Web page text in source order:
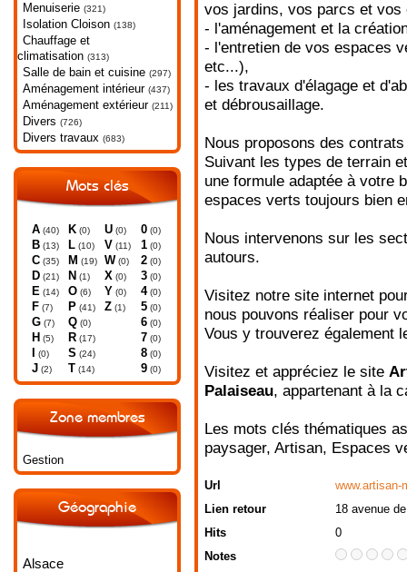
Menuiserie (321)
Isolation Cloison (138)
Chauffage et
climatisation (313)
Salle de bain et cuisine (297)
Aménagement intérieur (437)
Aménagement extérieur (211)
Divers (726)
Divers travaux (683)
Mots clés
A (40)
B (13)
C (35)
D (21)
E (14)
F (7)
G (7)
H (5)
(0)
J (2)
K (0)
L (10)
M (19)
N (1)
O (6)
P (41)
Q (0)
R (17)
S (24)
T (14)
U (0)
V (11)
W (0)
X (0)
Y (0)
Z (1)
0 (0)
1 (0)
2 (0)
3 (0)
4(0)
5 (0)
6 (0)
7 (0)
8 (0)
9 (0)
Zone membres
Gestion
Géographie
Alsace
vos jardins, vos parcs et
- l'aménagement et la
- l'entretien de vos espaces
etc...),
- les travaux d'élagage et
et débrousaillage.
Nous proposons des
Suivant les types de terrain
une formule adaptée à votre
espaces verts toujours bien
Nous intervenons sur les
autours.
Visitez notre site internet
nous pouvons réaliser pour
Vous y trouverez également
Visitez et appréciez le site
Palaiseau, appartenant à la
Les mots clés thématiques
paysager, Artisan, Espaces
Url
www.artisan-
Lien retour
18 avenue
Hits
0
Notes